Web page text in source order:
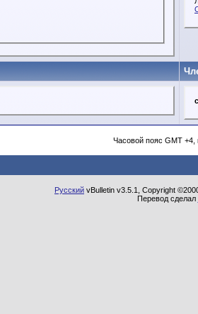
Часовой пояс GMT +4,
Русский vBulletin v3.5.1, Copyright
Перевод сделал